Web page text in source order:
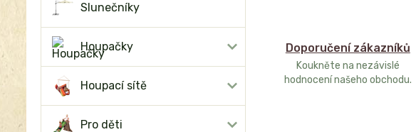
Slunečníky
Houpačky
Houpací sítě
Pro děti
Doporučení zákazníků
Koukněte na nezávislé
hodnocení našeho obchodu.